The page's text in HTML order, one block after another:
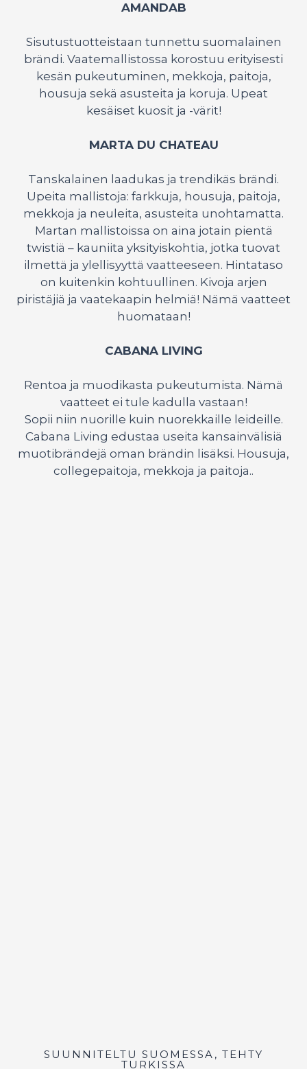
AMANDAB
Sisutustuotteistaan tunnettu suomalainen
brändi. Vaatemallistossa korostuu erityisesti
kesän pukeutuminen, mekkoja, paitoja,
housuja sekä asusteita ja koruja. Upeat
kesäiset kuosit ja -värit!
MARTA DU CHATEAU
Tanskalainen laadukas ja trendikäs brändi.
Upeita mallistoja: farkkuja, housuja, paitoja,
mekkoja ja neuleita, asusteita unohtamatta.
Martan mallistoissa on aina jotain pientä
twistiä – kauniita yksityiskohtia, jotka tuovat
ilmettä ja ylellisyyttä vaatteeseen. Hintataso
on kuitenkin kohtuullinen. Kivoja arjen
piristäjiä ja vaatekaapin helmiä! Nämä vaatteet
huomataan!
CABANA LIVING
Rentoa ja muodikasta pukeutumista. Nämä
vaatteet ei tule kadulla vastaan!
Sopii niin nuorille kuin nuorekkaille leideille.
Cabana Living edustaa useita kansainvälisiä
muotibrändejä oman brändin lisäksi. Housuja,
collegepaitoja, mekkoja ja paitoja..
SUUNNITELTU SUOMESSA, TEHTY
TURKISSA